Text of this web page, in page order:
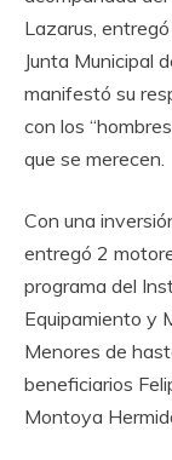
Lazarus,
Junta Municipal
manifestó su
con los
que se merecen.
Con una
entregó 2
programa del
Equipamiento y
Menores de
beneficiarios
Montoya